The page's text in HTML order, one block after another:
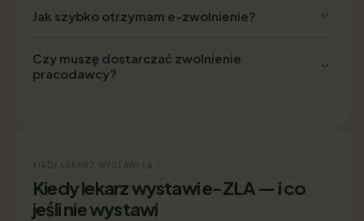
Jak szybko otrzymam e-zwolnienie?
Czy muszę dostarczać zwolnienie
pracodawcy?
KIEDY LEKARZ WYSTAWI L4
Kiedy lekarz wystawi e-ZLA — i co
jeśli nie wystawi